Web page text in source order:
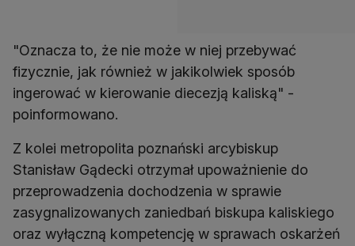
"Oznacza to, że nie może w niej przebywać
fizycznie, jak również w jakikolwiek sposób
ingerować w kierowanie diecezją kaliską" -
poinformowano.
Z kolei metropolita poznański arcybiskup
Stanisław Gądecki otrzymał upoważnienie do
przeprowadzenia dochodzenia w sprawie
zasygnalizowanych zaniedbań biskupa kaliskiego
oraz wyłączną kompetencję w sprawach oskarżeń